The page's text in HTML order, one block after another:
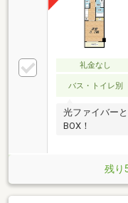
礼金なし
バス・トイレ別
光ファイバー
BOX！
残り